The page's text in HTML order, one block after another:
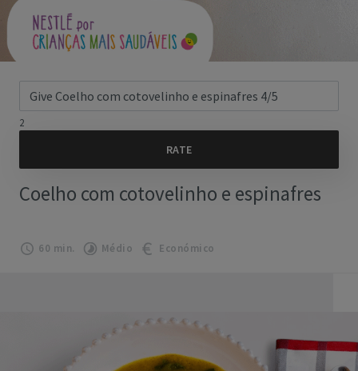
2
Coelho com cotovelinho e espinafres
60 min. Médio Económico